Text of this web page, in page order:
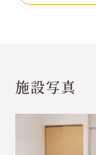
施設写真